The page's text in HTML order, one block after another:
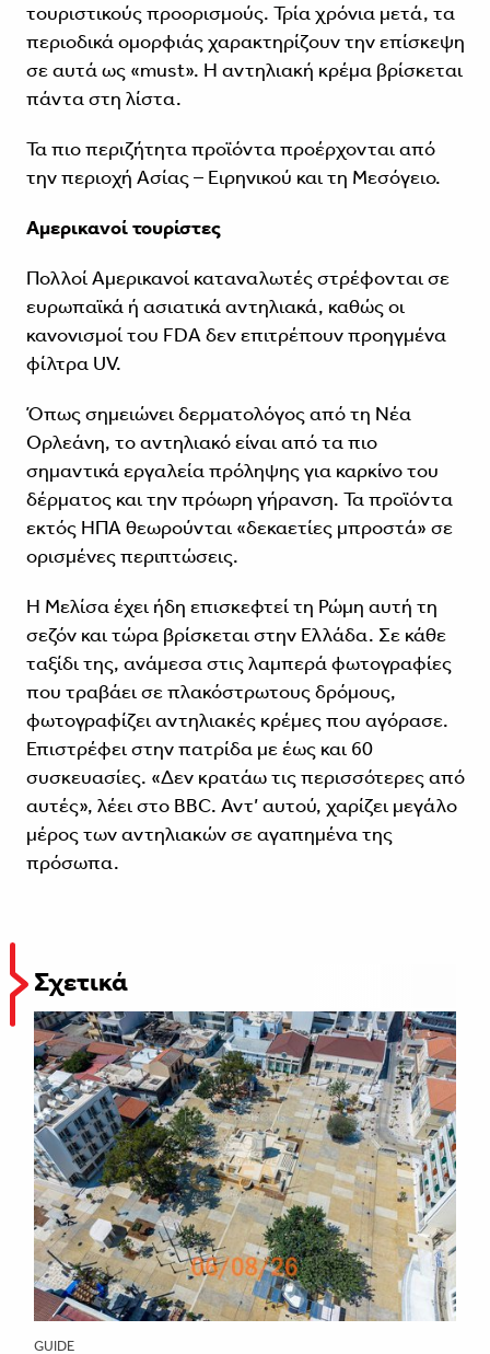
τουριστικούς προορισμούς. Τρία χρόνια μετά, τα
περιοδικά ομορφιάς χαρακτηρίζουν την επίσκεψη
σε αυτά ως «must». Η αντηλιακή κρέμα βρίσκεται
πάντα στη λίστα.
Τα πιο περιζήτητα προϊόντα προέρχονται από
την περιοχή Ασίας – Ειρηνικού και τη Μεσόγειο.
Αμερικανοί τουρίστες
Πολλοί Αμερικανοί καταναλωτές στρέφονται σε
ευρωπαϊκά ή ασιατικά αντηλιακά, καθώς οι
κανονισμοί του FDA δεν επιτρέπουν προηγμένα
φίλτρα UV.
Όπως σημειώνει δερματολόγος από τη Νέα
Ορλεάνη, το αντηλιακό είναι από τα πιο
σημαντικά εργαλεία πρόληψης για καρκίνο του
δέρματος και την πρόωρη γήρανση. Τα προϊόντα
εκτός ΗΠΑ θεωρούνται «δεκαετίες μπροστά» σε
ορισμένες περιπτώσεις.
Η Μελίσα έχει ήδη επισκεφτεί τη Ρώμη αυτή τη
σεζόν και τώρα βρίσκεται στην Ελλάδα. Σε κάθε
ταξίδι της, ανάμεσα στις λαμπερά φωτογραφίες
που τραβάει σε πλακόστρωτους δρόμους,
φωτογραφίζει αντηλιακές κρέμες που αγόρασε.
Επιστρέφει στην πατρίδα με έως και 60
συσκευασίες. «Δεν κρατάω τις περισσότερες από
αυτές», λέει στο BBC. Αντ’ αυτού, χαρίζει μεγάλο
μέρος των αντηλιακών σε αγαπημένα της
πρόσωπα.
Σχετικά
GUIDE